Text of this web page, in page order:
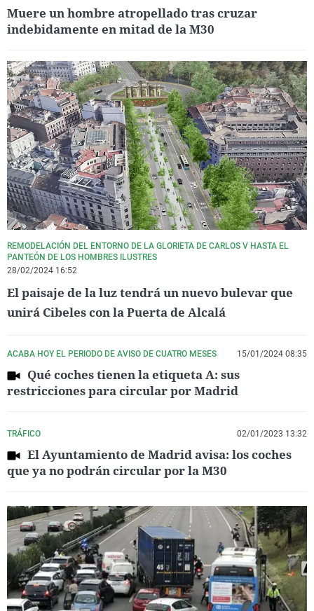
Muere un hombre atropellado tras cruzar
indebidamente en mitad de la M30
REMODELACIÓN DEL ENTORNO DE LA GLORIETA DE CARLOS V HASTA EL
PANTEÓN DE LOS HOMBRES ILUSTRES
28/02/2024 16:52
El paisaje de la luz tendrá un nuevo bulevar que
unirá Cibeles con la Puerta de Alcalá
ACABA HOY EL PERIODO DE AVISO DE CUATRO MESES 15/01/2024 08:35
Qué coches tienen la etiqueta A: sus
restricciones para circular por Madrid
TRÁFICO 02/01/2023 13:32
El Ayuntamiento de Madrid avisa: los coches
que ya no podrán circular por la M30